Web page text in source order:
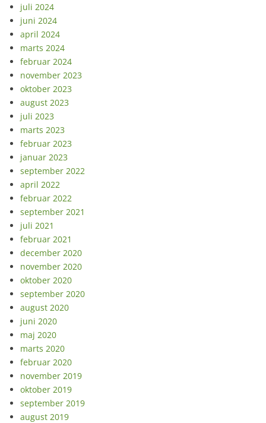
juli 2024
juni 2024
april 2024
marts 2024
februar 2024
november 2023
oktober 2023
august 2023
juli 2023
marts 2023
februar 2023
januar 2023
september 2022
april 2022
februar 2022
september 2021
juli 2021
februar 2021
december 2020
november 2020
oktober 2020
september 2020
august 2020
juni 2020
maj 2020
marts 2020
februar 2020
november 2019
oktober 2019
september 2019
august 2019